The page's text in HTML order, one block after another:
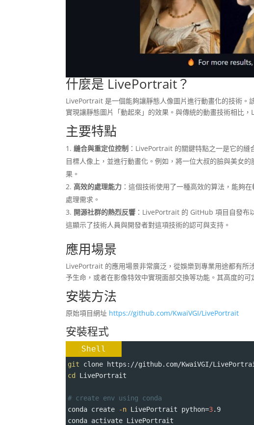
什麼是 LivePortrait？
LivePortrait 是一個能夠讓靜態人像圖片進行動畫化的技術。
實現讓靜態圖片「動起來」的效果。與傳統的動畫技術相比
主要特點
縫合與重定位控制 ：LivePortrait 的關鍵特點之一是它的
目標人像上，並進行動畫化。例如，將一位大叔的臉與美女
果。
高效的處理能力 ：這個技術使用了一種高效的算法，能夠
處理需求。
開源社群的熱烈反響 ：LivePortrait 的 GitHub 項目自發布
這顯示了技術人員與開發者對這項技術的認可與支持。
應用場景
LivePortrait 的應用場景非常廣泛，從娛樂到專業用途都有所
予生命，或者在影像特效中實現面部交換等功能。其高度的
安裝方法
原始項目網址 https://github.com/KwaiVGI/LivePortrait
安裝程式
Shell
git clone https://github.com/KwaiVGI/
cd
LivePortrait
# create env using conda
conda create -n LivePortrait python=3.9
conda activate LivePortrait